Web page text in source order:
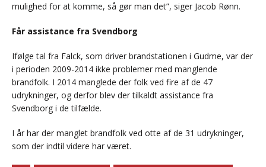
mulighed for at komme, så gør man det”, siger Jacob Rønn.
Får assistance fra Svendborg
Ifølge tal fra Falck, som driver brandstationen i Gudme, var der
i perioden 2009-2014 ikke problemer med manglende
brandfolk. I 2014 manglede der folk ved fire af de 47
udrykninger, og derfor blev der tilkaldt assistance fra
Svendborg i de tilfælde.
I år har der manglet brandfolk ved otte af de 31 udrykninger,
som der indtil videre har været.